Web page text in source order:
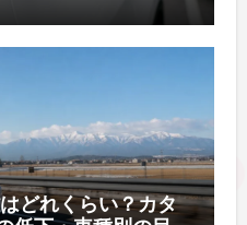
どれくらい？カタ